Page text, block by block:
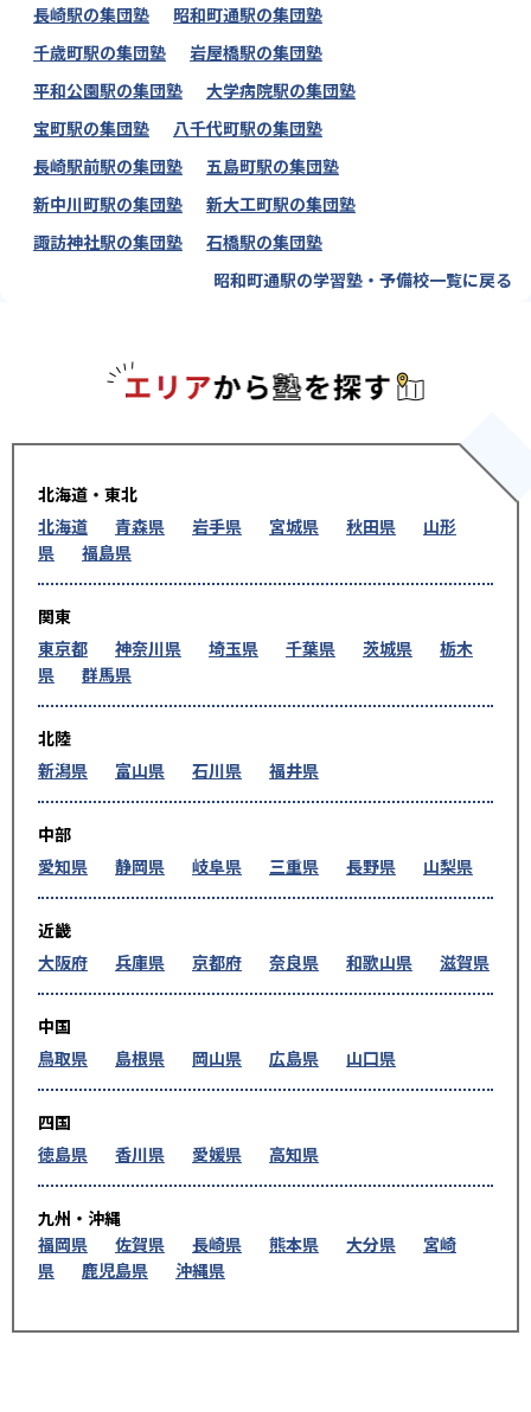
長崎駅の集団塾
昭和町通駅の集団塾
千歳町駅の集団塾
岩屋橋駅の集団塾
平和公園駅の集団塾
大学病院駅の集団塾
宝町駅の集団塾
八千代町駅の集団塾
長崎駅前駅の集団塾
五島町駅の集団塾
新中川町駅の集団塾
新大工町駅の集団塾
諏訪神社駅の集団塾
石橋駅の集団塾
昭和町通駅の学習塾・予備校一覧に戻る
北海道・東北
北海道
青森県 岩手県 宮城県 秋田県
山形
県
福島県
関東
東京都
神奈川県 埼玉県 千葉県 茨城県
栃木
県
群馬県
北陸
新潟県
富山県 石川県 福井県
中部
愛知県
静岡県 岐阜県 三重県 長野県 山梨県
近畿
大阪府
兵庫県 京都府 奈良県 和歌山県 滋賀県
中国
鳥取県
島根県 岡山県 広島県 山口県
四国
徳島県
香川県 愛媛県 高知県
九州・沖縄
福岡県
佐賀県 長崎県 熊本県 大分県
宮崎
県
鹿児島県 沖縄県